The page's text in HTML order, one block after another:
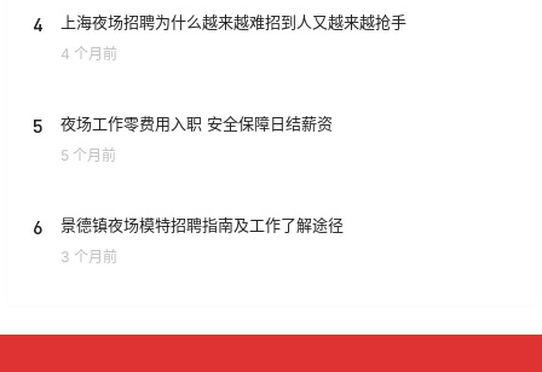
4 上海夜场招聘为什么越来越难招到人又越来越抢手
4 个月前
5 夜场工作零费用入职 安全保障日结薪资
5 个月前
6 景德镇夜场模特招聘指南及工作了解途径
3 个月前